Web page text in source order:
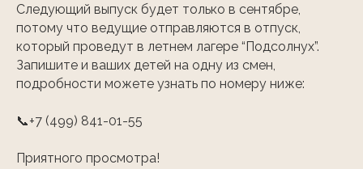
Следующий выпуск будет только в сентябре,
потому что ведущие отправляются в отпуск,
который проведут в летнем лагере “Подсолнух”.
Запишите и ваших детей на одну из смен,
подробности можете узнать по номеру ниже: ⠀
📞+7 (499) 841-01-55 ⠀
Приятного просмотра! ⠀ ⠀